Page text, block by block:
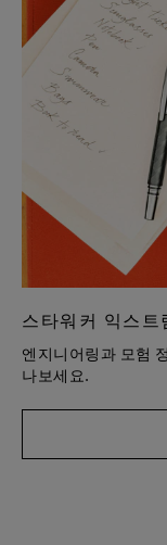
스타워커 익스트
엔지니어링과 모험
나보세요.